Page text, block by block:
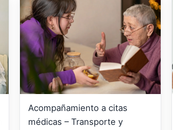
Acompañamiento a citas
médicas – Transporte y